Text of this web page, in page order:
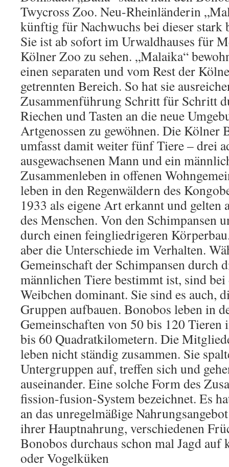
Twycross Zoo. Neu-Rheinländerin
künftig für Nachwuchs bei dieser stark
Sie ist ab sofort im Urwaldhauses für
Kölner Zoo zu sehen. „Malaika“
einen separaten und vom Rest der
getrennten Bereich. So hat sie
Zusammenführung Schritt für Schritt
Riechen und Tasten an die neue
Artgenossen zu gewöhnen. Die Kölner
umfasst damit weiter fünf Tiere – drei
ausgewachsenen Mann und ein
Zusammenleben in offenen
leben in den Regenwäldern des
1933 als eigene Art erkannt und gelten
des Menschen. Von den Schimpansen
durch einen feingliedrigeren
aber die Unterschiede im Verhalten.
Gemeinschaft der Schimpansen durch
männlichen Tiere bestimmt ist, sind
Weibchen dominant. Sie sind es auch,
Gruppen aufbauen. Bonobos leben in
Gemeinschaften von 50 bis 120 Tieren
bis 60 Quadratkilometern. Die
leben nicht ständig zusammen. Sie
Untergruppen auf, treffen sich und
auseinander. Eine solche Form des
fission-fusion-System bezeichnet. Es
an das unregelmäßige
ihrer Hauptnahrung, verschiedenen
Bonobos durchaus schon mal Jagd auf
oder Vogelküken